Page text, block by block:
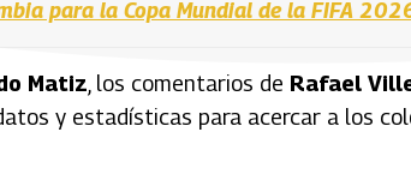
para la Copa Mundial de la FIFA
Matiz , los comentarios de Rafael
y estadísticas para acercar a los